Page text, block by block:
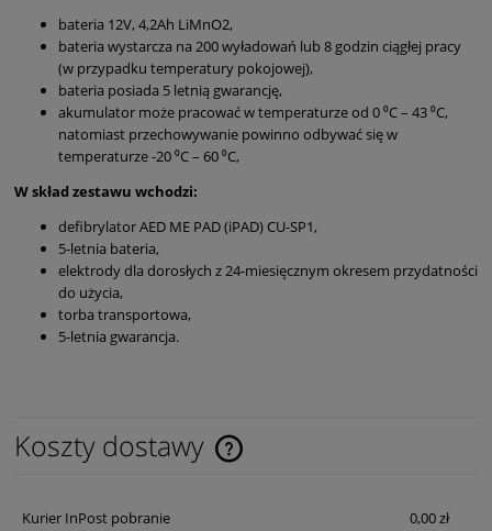
bateria 12V, 4,2Ah LiMnO2,
bateria wystarcza na 200 wyładowań lub 8 godzin ciągłej pracy
(w przypadku temperatury pokojowej),
bateria posiada 5 letnią gwarancję,
akumulator może pracować w temperaturze od 0 ⁰C – 43 ⁰C,
natomiast przechowywanie powinno odbywać się w
temperaturze -20 ⁰C – 60 ⁰C,
W skład zestawu wchodzi:
defibrylator AED ME PAD (iPAD) CU-SP1,
5-letnia bateria,
elektrody dla dorosłych z 24-miesięcznym okresem przydatności
do użycia,
torba transportowa,
5-letnia gwarancja.
Koszty dostawy
Cena nie zawiera ewentualnych kosztów płatności
Kurier InPost pobranie 0,00 zł